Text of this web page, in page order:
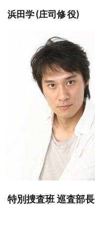
浜田学 (庄司修 役)
特別捜査班 巡査部長